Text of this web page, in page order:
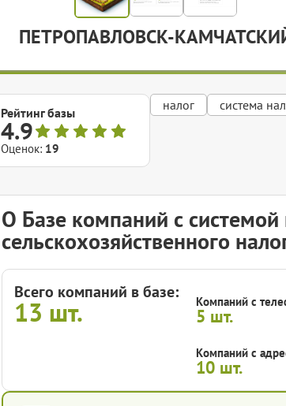
ПЕТРОПАВЛОВСК-
Рейтинг базы
4.9
Оценок: 19
налог система
О Базе компаний с
сельскохозяйственного
Всего компаний в базе:
13 шт. Компаний с
5 шт.
Компаний с
10 шт.